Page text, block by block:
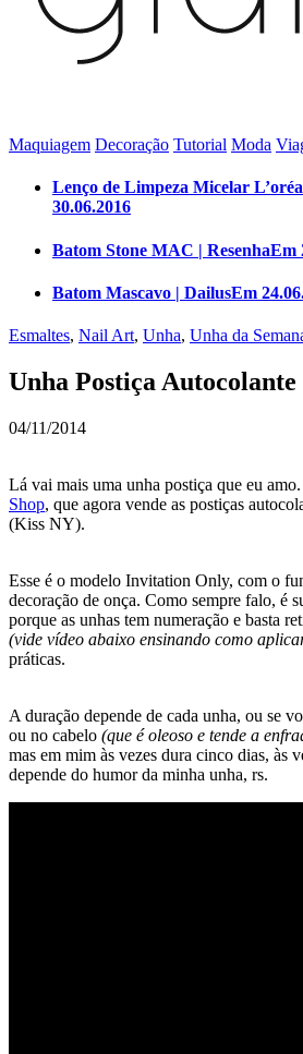
Maquiagem Decoração Tutorial Moda
Lenço de Limpeza Micelar
30.06.2016
Batom Stone MAC | ResenhaEm
Batom Mascavo | DailusEm
Esmaltes, Nail Art, Unha, Unha da
Unha Postiça Autocolante
04/11/2014
Lá vai mais uma unha postiça que eu
Shop, que agora vende as postiças
(Kiss NY).
Esse é o modelo Invitation Only, com o
decoração de onça. Como sempre falo, é
porque as unhas tem numeração e basta
(vide vídeo abaixo ensinando como
práticas.
A duração depende de cada unha, ou se
ou no cabelo (que é oleoso e tende a
mas em mim às vezes dura cinco dias, às
depende do humor da minha unha, rs.